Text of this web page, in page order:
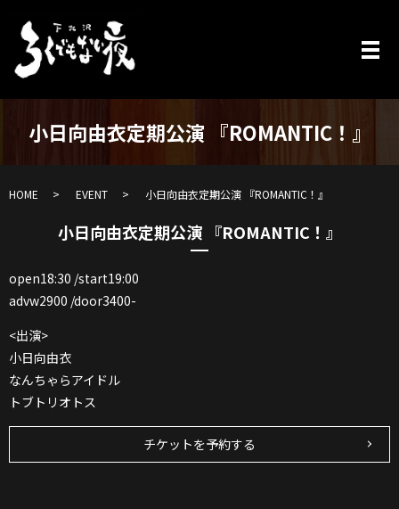
小日向由衣定期公演 『ROMANTIC！』
HOME EVENT 小日向由衣定期公演 『ROMANTIC！』
小日向由衣定期公演 『ROMANTIC！』
open18:30 /start19:00
advw2900 /door3400-
<出演>
小日向由衣
なんちゃらアイドル
トブトリオトス
チケットを予約する